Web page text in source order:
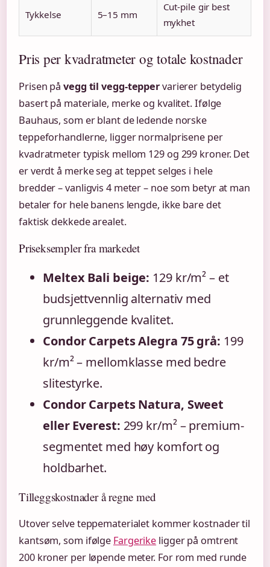
Tykkelse 5–15 mm
Cut-pile gir best
mykhet
Pris per kvadratmeter og totale kostnader
Prisen på vegg til vegg-teppervarierer betydelig
basert på materiale, merke og kvalitet. Ifølge
Bauhaus, som er blant de ledende norske
teppeforhandlerne, ligger normalprisene per
kvadratmeter typisk mellom 129 og 299 kroner. Det
er verdt å merke seg at teppet selges i hele
bredder – vanligvis 4 meter – noe som betyr at man
betaler for hele banens lengde, ikke bare det
faktisk dekkede arealet.
Priseksempler fra markedet
Meltex Bali beige: 129 kr/m² – et
budsjettvennlig alternativ med
grunnleggende kvalitet.
Condor Carpets Alegra 75 grå: 199
kr/m² – mellomklasse med bedre
slitestyrke.
Condor Carpets Natura, Sweet
eller Everest: 299 kr/m² – premium-
segmentet med høy komfort og
holdbarhet.
Tilleggskostnader å regne med
Utover selve teppematerialet kommer kostnader til
kantsøm, som ifølge Fargerike ligger på omtrent
200 kroner per løpende meter. For rom med runde